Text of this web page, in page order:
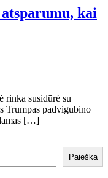
kai
rinka susidūrė su
Trumpas padvigubino
[…]
Paieška